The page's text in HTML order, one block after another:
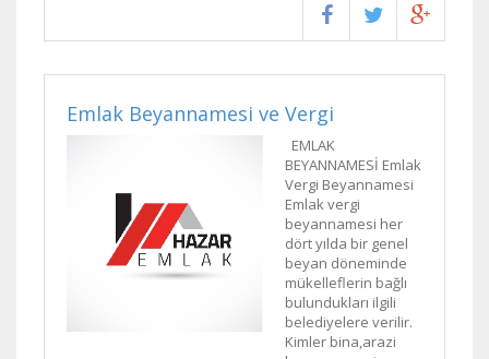
Emlak Beyannamesi ve Vergi
EMLAK
BEYANNAMESİ Emlak
Vergi Beyannamesi
Emlak vergi
beyannamesi her
dört yılda bir genel
beyan döneminde
mükelleflerin bağlı
bulundukları ilgili
belediyelere verilir.
Kimler bina,arazi